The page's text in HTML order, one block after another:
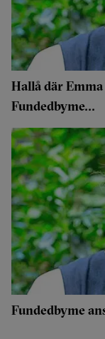
Hallå där
Fundedbyme...
Fundedbyme